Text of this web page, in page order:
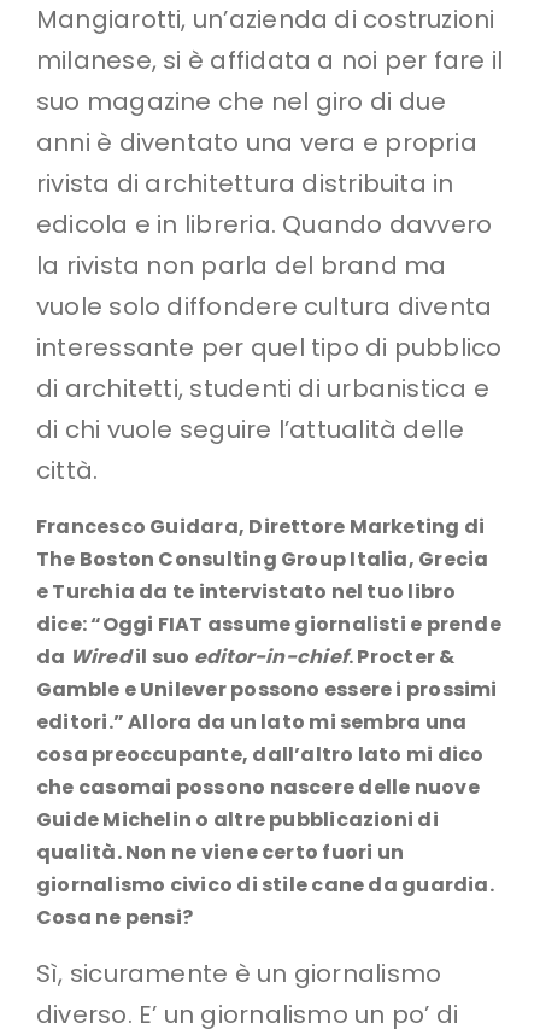
Mangiarotti, un’azienda di costruzioni
milanese, si è affidata a noi per fare il
suo magazine che nel giro di due
anni è diventato una vera e propria
rivista di architettura distribuita in
edicola e in libreria. Quando davvero
la rivista non parla del brand ma
vuole solo diffondere cultura diventa
interessante per quel tipo di pubblico
di architetti, studenti di urbanistica e
di chi vuole seguire l’attualità delle
città.
Francesco Guidara, Direttore Marketing di
The Boston Consulting Group Italia, Grecia
e Turchia da te intervistato nel tuo libro
dice: “Oggi FIAT assume giornalisti e prende
da Wiredil suo editor-in-chief. Procter &
Gamble e Unilever possono essere i prossimi
editori.” Allora da un lato mi sembra una
cosa preoccupante, dall’altro lato mi dico
che casomai possono nascere delle nuove
Guide Michelin o altre pubblicazioni di
qualità. Non ne viene certo fuori un
giornalismo civico di stile cane da guardia.
Cosa ne pensi?
Sì, sicuramente è un giornalismo
diverso. E’ un giornalismo un po’ di